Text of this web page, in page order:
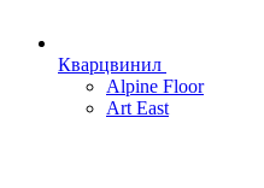
Кварцвинил
Alpine Floor
Art East